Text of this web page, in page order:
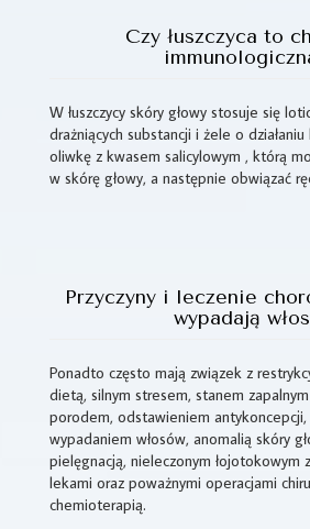
Czy łuszczyca to
W łuszczycy skóry głowy stosuje się
drażniących substancji i żele o
oliwkę z kwasem salicylowym , którą
w skórę głowy, a następnie obwiązać
Przyczyny i leczenie
wypadają
Ponadto często mają związek z
dietą, silnym stresem, stanem
porodem, odstawieniem antykoncepcji,
wypadaniem włosów, anomalią skóry
pielęgnacją, nieleczonym łojotokowym
lekami oraz poważnymi operacjami
chemioterapią.